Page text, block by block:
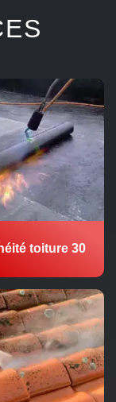
toiture 30